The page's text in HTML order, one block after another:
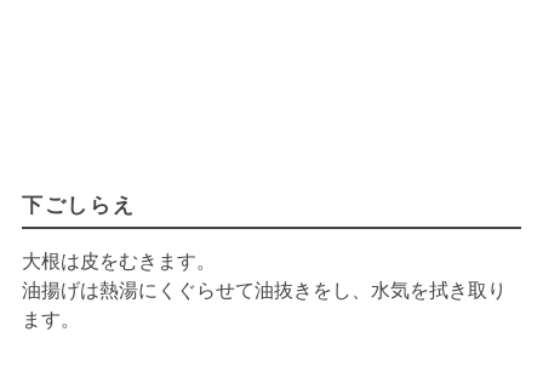
下ごしらえ
大根は皮をむきます。
油揚げは熱湯にくぐらせて油抜きをし、水気を拭き取り
ます。